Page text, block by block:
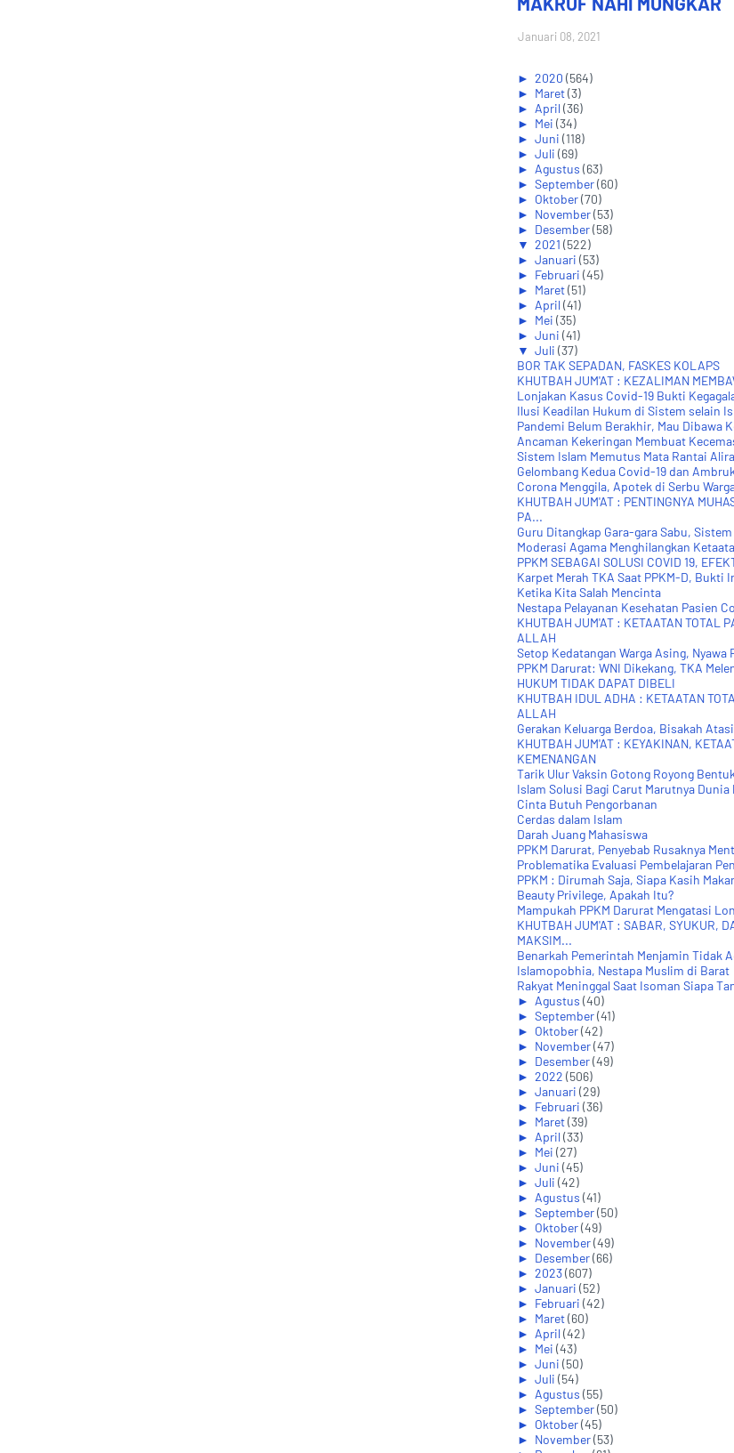
Januari 08, 2021
► 2020 (564)
► Maret(3)
► April(36)
► Mei (34)
► Juni (118)
► Juli (69)
► Agustus (63)
► September(60)
► Oktober(70)
► November(53)
► Desember(58)
▼ 2021 (522)
► Januari (53)
► Februari (45)
► Maret(51)
► April(41)
► Mei (35)
► Juni (41)
▼ Juli (37)
BOR TAK SEPADAN, FASKES KOLAPS
KHUTBAH JUM'AT : KEZALIMAN
Lonjakan Kasus Covid-19 Bukti
Ilusi Keadilan Hukum di Sistem selain
Pandemi Belum Berakhir, Mau Dibawa
Ancaman Kekeringan Membuat
Sistem Islam Memutus Mata Rantai
Gelombang Kedua Covid-19 dan
Corona Menggila, Apotek di Serbu
KHUTBAH JUM'AT : PENTINGNYA
PA...
Guru Ditangkap Gara-gara Sabu,
Moderasi Agama Menghilangkan
PPKM SEBAGAI SOLUSI COVID 19,
Karpet Merah TKA Saat PPKM-D, Bukti
Ketika Kita Salah Mencinta
Nestapa Pelayanan Kesehatan Pasien
KHUTBAH JUM'AT : KETAATAN TOTAL
ALLAH
Setop Kedatangan Warga Asing, Nyawa
PPKM Darurat: WNI Dikekang, TKA
HUKUM TIDAK DAPAT DIBELI
KHUTBAH IDUL ADHA : KETAATAN
ALLAH
Gerakan Keluarga Berdoa, Bisakah
KHUTBAH JUM'AT : KEYAKINAN,
KEMENANGAN
Tarik Ulur Vaksin Gotong Royong
Islam Solusi Bagi Carut Marutnya
Cinta Butuh Pengorbanan
Cerdas dalam Islam
Darah Juang Mahasiswa
PPKM Darurat, Penyebab Rusaknya
Problematika Evaluasi Pembelajaran
PPKM : Dirumah Saja, Siapa Kasih
Beauty Privilege, Apakah Itu?
Mampukah PPKM Darurat Mengatasi
KHUTBAH JUM'AT : SABAR, SYUKUR,
MAKSIM...
Benarkah Pemerintah Menjamin Tidak
Islamopobhia, Nestapa Muslim di Barat
Rakyat Meninggal Saat Isoman Siapa
► Agustus (40)
► September(41)
► Oktober(42)
► November(47)
► Desember(49)
► 2022 (506)
► Januari (29)
► Februari (36)
► Maret(39)
► April(33)
► Mei (27)
► Juni (45)
► Juli (42)
► Agustus (41)
► September(50)
► Oktober(49)
► November(49)
► Desember(66)
► 2023(607)
► Januari (52)
► Februari (42)
► Maret(60)
► April(42)
► Mei (43)
► Juni (50)
► Juli (54)
► Agustus (55)
► September(50)
► Oktober(45)
► November(53)